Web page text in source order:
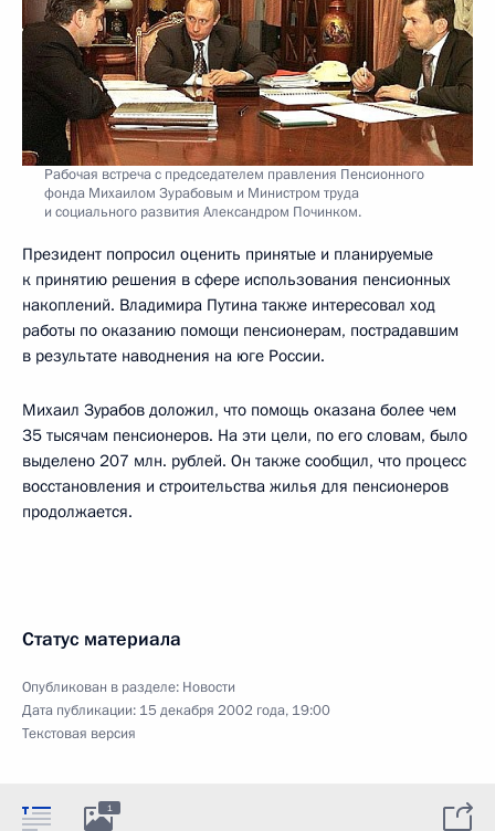
Рабочая встреча с председателем правления Пенсионного
фонда Михаилом Зурабовым и Министром труда
и социального развития Александром Починком.
Президент попросил оценить принятые и планируемые
к принятию решения в сфере использования пенсионных
накоплений. Владимира Путина также интересовал ход
работы по оказанию помощи пенсионерам, пострадавшим
в результате наводнения на юге России.
Михаил Зурабов доложил, что помощь оказана более чем
35 тысячам пенсионеров. На эти цели, по его словам, было
выделено 207 млн. рублей. Он также сообщил, что процесс
восстановления и строительства жилья для пенсионеров
продолжается.
Статус материала
Опубликован в разделе: Новости
Дата публикации: 15 декабря 2002 года, 19:00
Текстовая версия
1